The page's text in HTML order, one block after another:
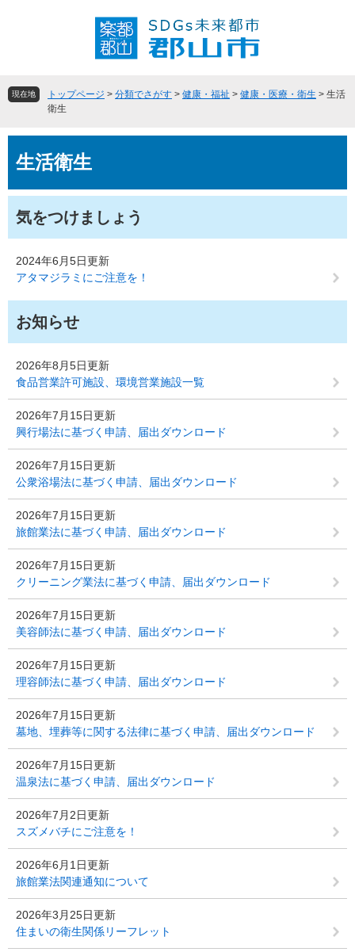
頭
飛
へ
現在地 トップページ > 分類でさがす > 健康・福祉 > 健康・医療・衛生 > 生活
衛生
文生活衛生
気をつけましょう
2024年6月5日更新
アタマジラミにご注意を！
お知らせ
2026年8月5日更新
食品営業許可施設、環境営業施設一覧
2026年7月15日更新
興行場法に基づく申請、届出ダウンロード
2026年7月15日更新
公衆浴場法に基づく申請、届出ダウンロード
2026年7月15日更新
旅館業法に基づく申請、届出ダウンロード
2026年7月15日更新
クリーニング業法に基づく申請、届出ダウンロード
2026年7月15日更新
美容師法に基づく申請、届出ダウンロード
2026年7月15日更新
理容師法に基づく申請、届出ダウンロード
2026年7月15日更新
墓地、埋葬等に関する法律に基づく申請、届出ダウンロード
2026年7月15日更新
温泉法に基づく申請、届出ダウンロード
2026年7月2日更新
スズメバチにご注意を！
2026年6月1日更新
旅館業法関連通知について
2026年3月25日更新
住まいの衛生関係リーフレット